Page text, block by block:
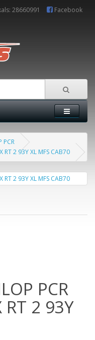
28660991 Facebook
PCR
RT 2 93Y XL MFS CAB70
PCR
RT 2 93Y